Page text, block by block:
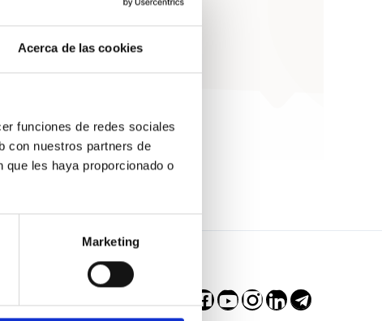
Acerca de las cookies
funciones de redes sociales
con nuestros partners de
les haya proporcionado o
Marketing